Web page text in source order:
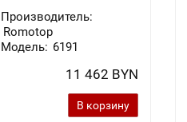
Производитель:
Romotop
Модель: 6191
11 462 BYN
В корзину